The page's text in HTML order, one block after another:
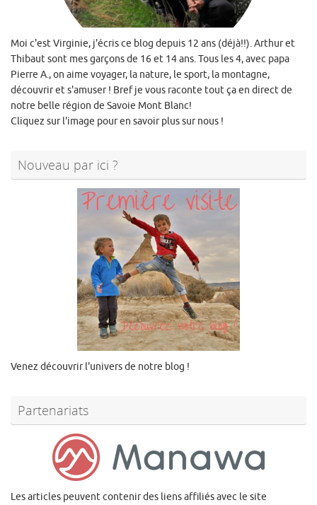
Moi c'est Virginie, j'écris ce blog depuis 12 ans (déjà!!). Arthur et
Thibaut sont mes garçons de 16 et 14 ans. Tous les 4, avec papa
Pierre A., on aime voyager, la nature, le sport, la montagne,
découvrir et s'amuser ! Bref je vous raconte tout ça en direct de
notre belle région de Savoie Mont Blanc!
Cliquez sur l'image pour en savoir plus sur nous !
Nouveau par ici ?
Venez découvrir l'univers de notre blog !
Partenariats
Les articles peuvent contenir des liens affiliés avec le site